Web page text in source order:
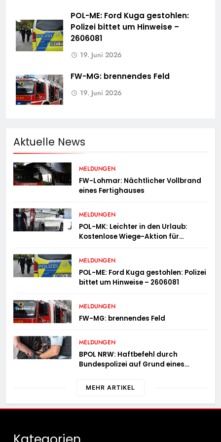
POL-ME: Ford Kuga gestohlen:
Polizei bittet um Hinweise –
2606081
19. Juni 2026
FW-MG: brennendes Feld
19. Juni 2026
Aktuelle News
MELDUNGEN
FW-Lohmar: Nächtlicher Vollbrand
eines Fertighauses
MELDUNGEN
POL-MK: Leichter in den Urlaub:
Kostenlose Wiege-Aktion für
MELDUNGEN
POL-ME: Ford Kuga gestohlen: Polizei
bittet um Hinweise – 2606081
MELDUNGEN
FW-MG: brennendes Feld
MELDUNGEN
BPOL NRW: Haftbefehl durch
Bundespolizei auf Grund eines
MEHR ARTIKEL